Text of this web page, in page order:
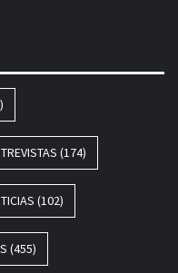
(174)
(102)
(455)